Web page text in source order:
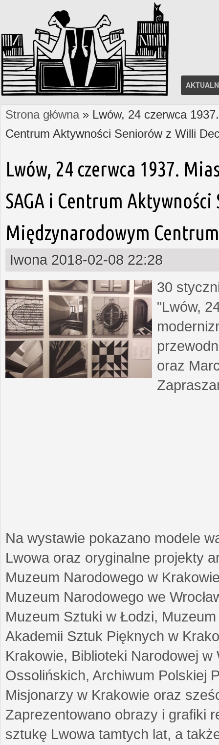
Jesteś tutaj
Strona główna» Lwów, 24 czerwca
Centrum Aktywności Seniorów z Willi
Lwów, 24 czerwca 1937.
SAGA i Centrum
Międzynarodowym
Iwona 2018-02-08 22:28
30
"Lwów,
oraz
Na wystawie pokazano modele
Lwowa oraz oryginalne projekty
Muzeum Narodowego w
Muzeum Narodowego we
Muzeum Sztuki w Łodzi,
Akademii Sztuk Pięknych w
Krakowie, Biblioteki Narodowej
Ossolińskich, Archiwum Polskiej
Misjonarzy w Krakowie oraz
Zaprezentowano obrazy i grafiki
sztukę Lwowa tamtych lat, a